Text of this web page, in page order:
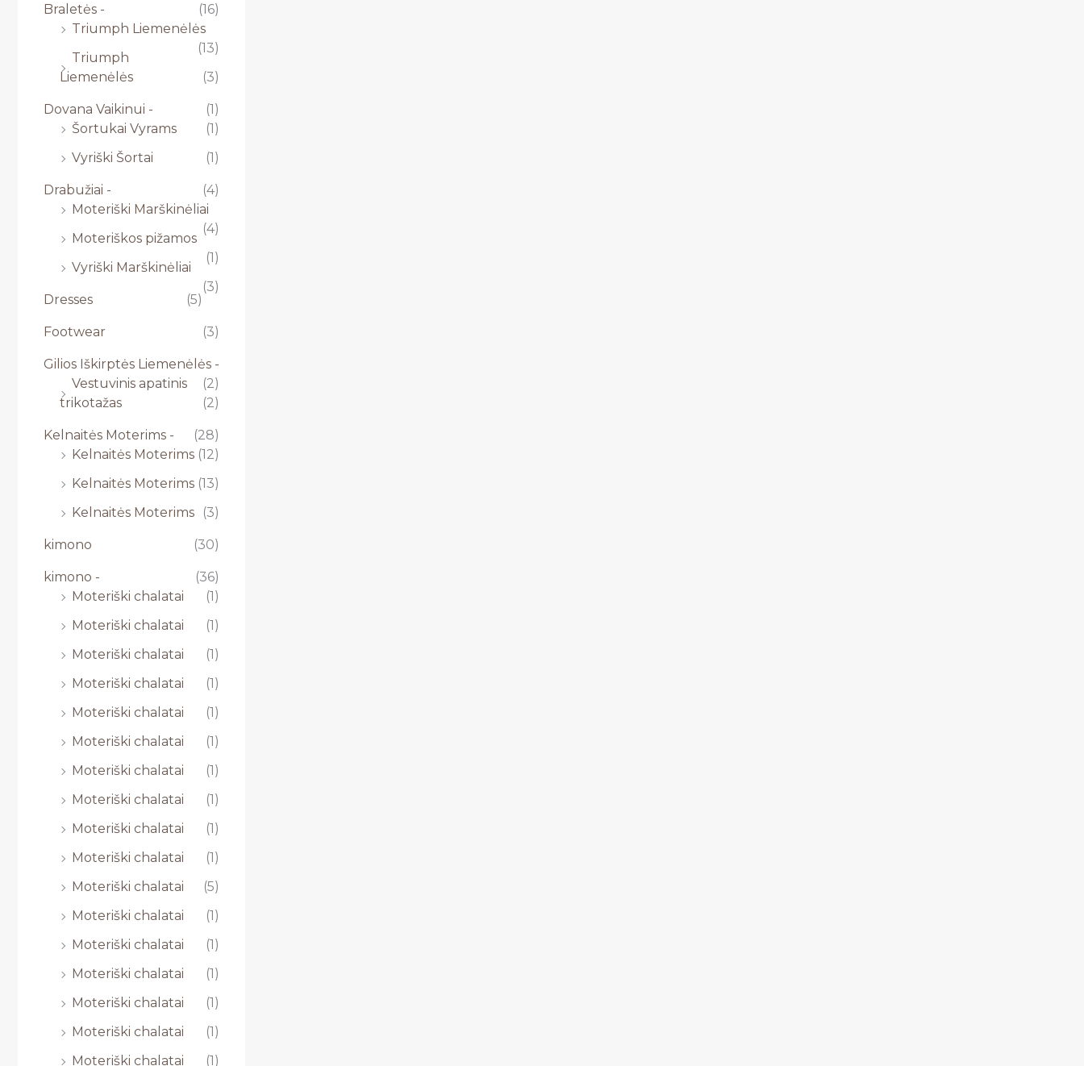
Braletės -
(16)
Triumph Liemenėlės
(13)
Triumph
Liemenėlės
(3)
Dovana Vaikinui -
(1)
Šortukai Vyrams
(1)
Vyriški Šortai
(1)
Drabužiai -
(4)
Moteriški Marškinėliai
(4)
Moteriškos pižamos
(1)
Vyriški Marškinėliai
(3)
Dresses
(5)
Footwear (3)
Gilios Iškirptės Liemenėlės -
(2)
Vestuvinis apatinis
trikotažas
(2)
Kelnaitės Moterims -
(28)
Kelnaitės Moterims (12)
Kelnaitės Moterims (13)
Kelnaitės Moterims
(3)
kimono (30)
kimono -
(36)
Moteriški chalatai
(1)
Moteriški chalatai
(1)
Moteriški chalatai
(1)
Moteriški chalatai
(1)
Moteriški chalatai
(1)
Moteriški chalatai
(1)
Moteriški chalatai
(1)
Moteriški chalatai
(1)
Moteriški chalatai
(1)
Moteriški chalatai
(1)
Moteriški chalatai
(5)
Moteriški chalatai
(1)
Moteriški chalatai
(1)
Moteriški chalatai
(1)
Moteriški chalatai
(1)
Moteriški chalatai
(1)
Moteriški chalatai
(1)